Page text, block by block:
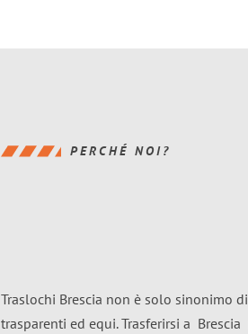
PERCHÉ NOI?
Traslochi Brescia non è solo sinonimo di
trasparenti ed equi. Trasferirsi a Brescia